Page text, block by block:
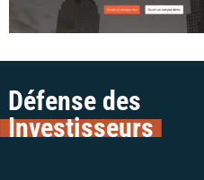
Défense des
Investisseurs